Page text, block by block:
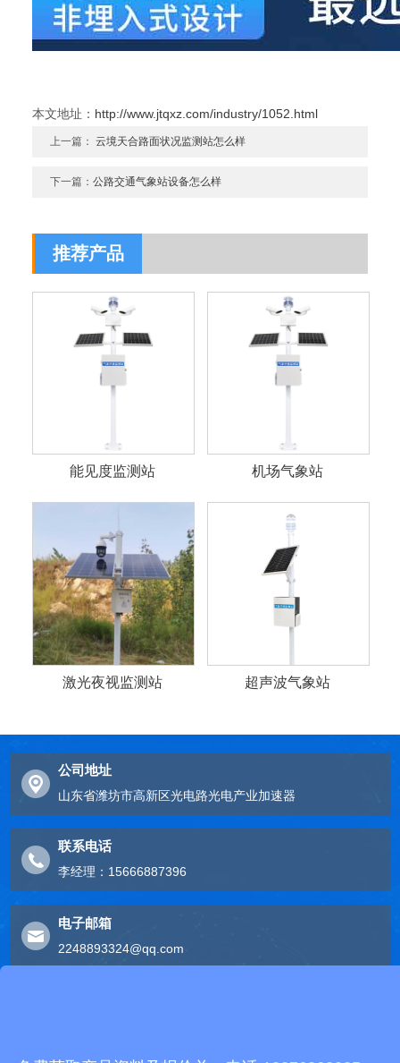
本文地址： http://www.jtqxz.com/industry/1052.html
上一篇：云境天合路面状况监测站怎么样
下一篇：公路交通气象站设备怎么样
推荐产品
能见度监测站 机场气象站
激光夜视监测站 超声波气象站
公司地址
山东省潍坊市高新区光电路光电产业加速器
联系电话
李经理：15666887396
电子邮箱
2248893324@qq.com